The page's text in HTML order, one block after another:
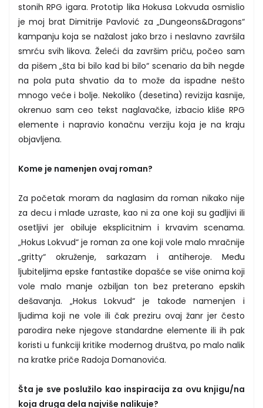
stonih RPG igara. Prototip lika Hokusa Lokvuda osmislio
je moj brat Dimitrije Pavlović za „Dungeons&Dragons“
kampanju koja se nažalost jako brzo i neslavno završila
smrću svih likova. Želeći da završim priču, počeo sam
da pišem „šta bi bilo kad bi bilo“ scenario da bih negde
na pola puta shvatio da to može da ispadne nešto
mnogo veće i bolje. Nekoliko (desetina) revizija kasnije,
okrenuo sam ceo tekst naglavačke, izbacio kliše RPG
elemente i napravio konačnu verziju koja je na kraju
objavljena.
Kome je namenjen ovaj roman?
Za početak moram da naglasim da roman nikako nije
za decu i mlađe uzraste, kao ni za one koji su gadljivi ili
osetljivi jer obiluje eksplicitnim i krvavim scenama.
„Hokus Lokvud“ je roman za one koji vole malo mračnije
„gritty“ okruženje, sarkazam i antiheroje. Među
ljubiteljima epske fantastike dopašće se više onima koji
vole malo manje ozbiljan ton bez preterano epskih
dešavanja. „Hokus Lokvud“ je takođe namenjen i
ljudima koji ne vole ili čak preziru ovaj žanr jer često
parodira neke njegove standardne elemente ili ih pak
koristi u funkciji kritike modernog društva, po malo nalik
na kratke priče Radoja Domanovića.
Šta je sve poslužilo kao inspiracija za ovu knjigu/na
koja druga dela najviše nalikuje?